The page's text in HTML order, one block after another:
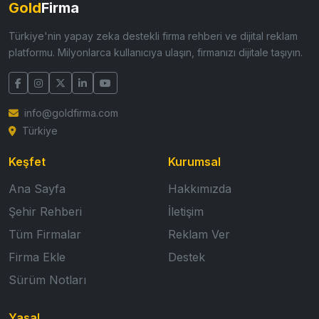
GoldFirma
Türkiye'nin yapay zeka destekli firma rehberi ve dijital reklam
platformu. Milyonlarca kullanıcıya ulaşın, firmanızı dijitale taşıyın.
info@goldfirma.com
Türkiye
Keşfet
Ana Sayfa
Şehir Rehberi
Tüm Firmalar
Firma Ekle
Sürüm Notları
Kurumsal
Hakkımızda
İletişim
Reklam Ver
Destek